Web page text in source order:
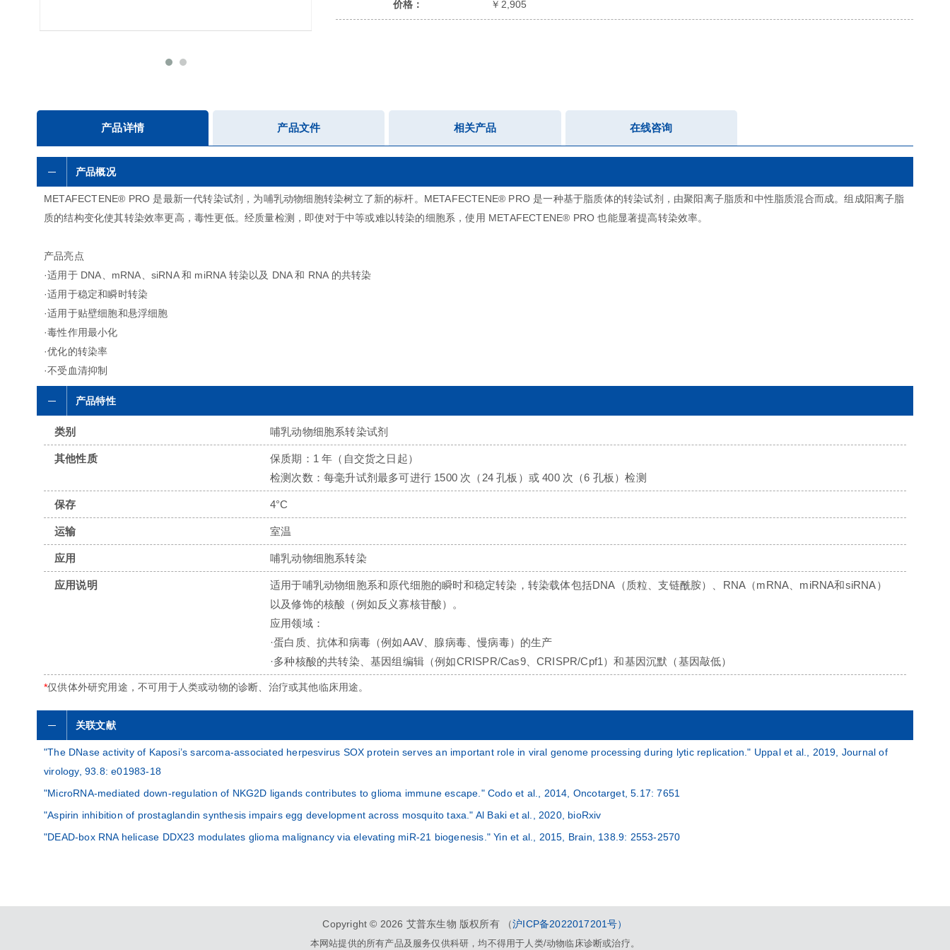
价格： ￥2,905
产品详情 产品文件 相关产品 在线咨询
产品概况
METAFECTENE® PRO 是最新一代转染试剂，为哺乳动物细胞转染树立了新的标杆。METAFECTENE® PRO 是一种基于脂质体的转染试剂，由聚阳离子脂质和中性脂质混合而成。组成阳离子脂
质的结构变化使其转染效率更高，毒性更低。经质量检测，即使对于中等或难以转染的细胞系，使用 METAFECTENE® PRO 也能显著提高转染效率。
产品亮点
·适用于 DNA、mRNA、siRNA 和 miRNA 转染以及 DNA 和 RNA 的共转染
·适用于稳定和瞬时转染
·适用于贴壁细胞和悬浮细胞
·毒性作用最小化
·优化的转染率
·不受血清抑制
产品特性
类别 哺乳动物细胞系转染试剂
其他性质
保质期：1 年（自交货之日起）
检测次数：每毫升试剂最多可进行 1500 次（24 孔板）或 400 次（6 孔板）检测
保存 4°C
运输 室温
应用 哺乳动物细胞系转染
应用说明
适用于哺乳动物细胞系和原代细胞的瞬时和稳定转染，转染载体包括DNA（质粒、支链酰胺）、RNA（mRNA、miRNA和siRNA）
以及修饰的核酸（例如反义寡核苷酸）。
应用领域：
·蛋白质、抗体和病毒（例如AAV、腺病毒、慢病毒）的生产
·多种核酸的共转染、基因组编辑（例如CRISPR/Cas9、CRISPR/Cpf1）和基因沉默（基因敲低）
*仅供体外研究用途，不可用于人类或动物的诊断、治疗或其他临床用途。
关联文献
"The DNase activity of Kaposi’s sarcoma-associated herpesvirus SOX protein serves an important role in viral genome processing during lytic replication." Uppal et al., 2019, Journal of
virology, 93.8: e01983-18
"MicroRNA-mediated down-regulation of NKG2D ligands contributes to glioma immune escape." Codo et al., 2014, Oncotarget, 5.17: 7651
"Aspirin inhibition of prostaglandin synthesis impairs egg development across mosquito taxa." Al Baki et al., 2020, bioRxiv
"DEAD-box RNA helicase DDX23 modulates glioma malignancy via elevating miR-21 biogenesis." Yin et al., 2015, Brain, 138.9: 2553-2570
Copyright © 2026 艾普东生物 版权所有 （沪ICP备2022017201号）
本网站提供的所有产品及服务仅供科研，均不得用于人类/动物临床诊断或治疗。